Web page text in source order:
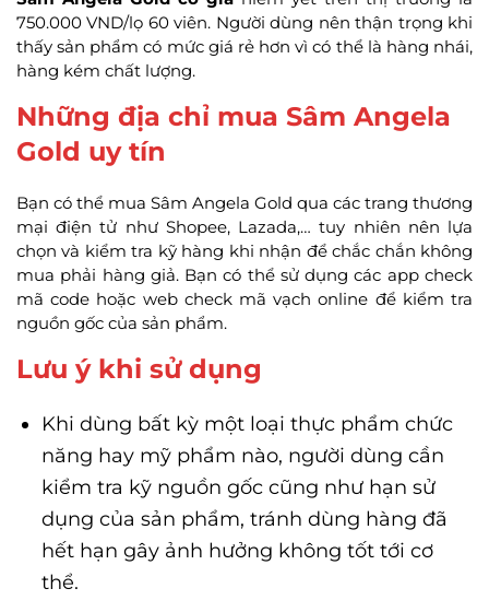
750.000 VND/lọ 60 viên. Người dùng nên thận trọng khi
thấy sản phẩm có mức giá rẻ hơn vì có thể là hàng nhái,
hàng kém chất lượng.
Những địa chỉ mua Sâm Angela
Gold uy tín
Bạn có thể mua Sâm Angela Gold qua các trang thương
mại điện tử như Shopee, Lazada,… tuy nhiên nên lựa
chọn và kiểm tra kỹ hàng khi nhận để chắc chắn không
mua phải hàng giả. Bạn có thể sử dụng các app check
mã code hoặc web check mã vạch online để kiểm tra
nguồn gốc của sản phẩm.
Lưu ý khi sử dụng
Khi dùng bất kỳ một loại thực phẩm chức
năng hay mỹ phẩm nào, người dùng cần
kiểm tra kỹ nguồn gốc cũng như hạn sử
dụng của sản phẩm, tránh dùng hàng đã
hết hạn gây ảnh hưởng không tốt tới cơ
thể.